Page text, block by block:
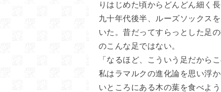
りはじめた頃からどんどん細く
九十年代後半、ルーズソックス
いた。昔だってすらっとした足
のこんな足ではない。
「なるほど、こういう足だから
私はラマルクの進化論を思い浮
いところにある木の葉を食べよ